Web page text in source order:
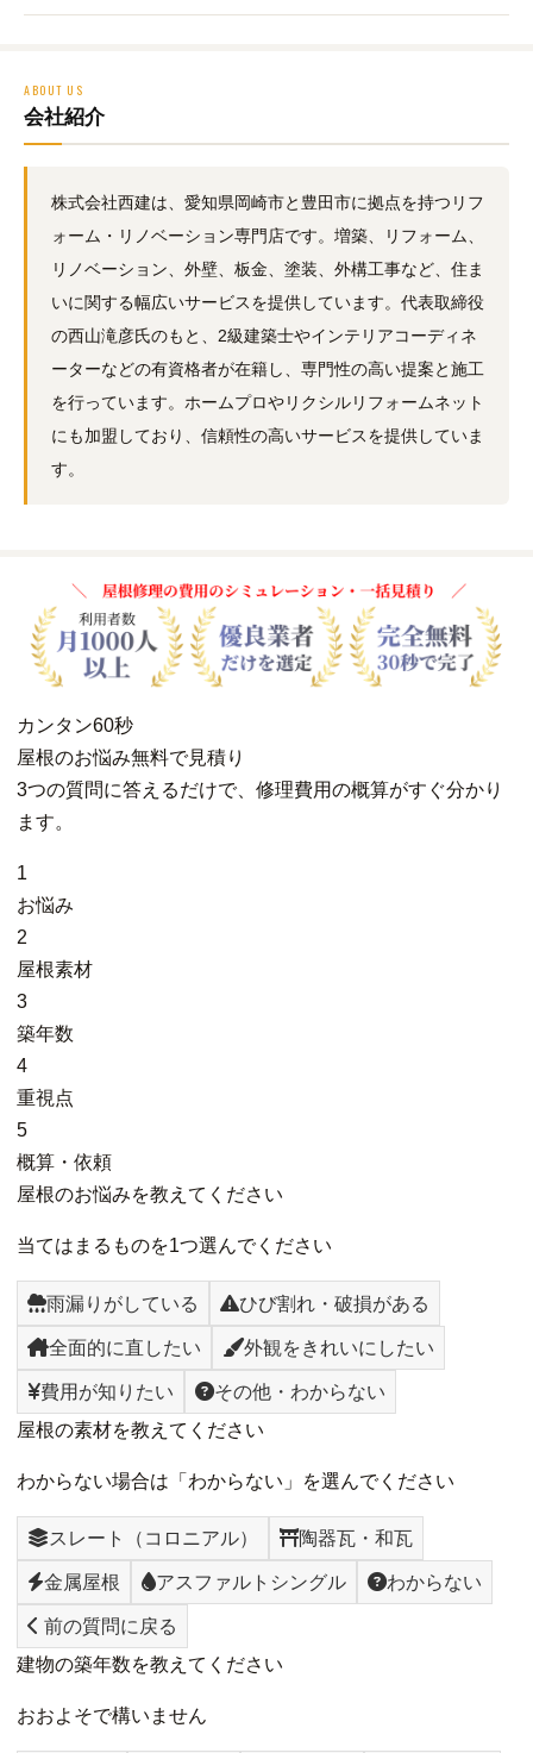
ABOUT US
会社紹介
株式会社西建は、愛知県岡崎市と豊田市に拠点を持つリフ
ォーム・リノベーション専門店です。増築、リフォーム、
リノベーション、外壁、板金、塗装、外構工事など、住ま
いに関する幅広いサービスを提供しています。代表取締役
の西山滝彦氏のもと、2級建築士やインテリアコーディネ
ーターなどの有資格者が在籍し、専門性の高い提案と施工
を行っています。ホームプロやリクシルリフォームネット
にも加盟しており、信頼性の高いサービスを提供していま
す。
カンタン60秒
屋根のお悩み無料で見積り
3つの質問に答えるだけで、修理費用の概算がすぐ分かり
ます。
1
お悩み
2
屋根素材
3
築年数
4
重視点
5
概算・依頼
屋根のお悩みを教えてください
当てはまるものを1つ選んでください
雨漏りがしている ひび割れ・破損がある
全面的に直したい 外観をきれいにしたい
費用が知りたい
その他・わからない
屋根の素材を教えてください
わからない場合は「わからない」を選んでください
スレート（コロニアル） 陶器瓦・和瓦
金属屋根 アスファルトシングル わからない
前の質問に戻る
建物の築年数を教えてください
おおよそで構いません